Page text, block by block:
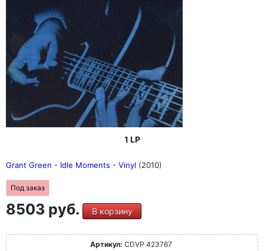
1 LP
Grant Green - Idle Moments - Vinyl (2010)
Под заказ
8503 руб. В корзину
Артикул: CDVP 423767